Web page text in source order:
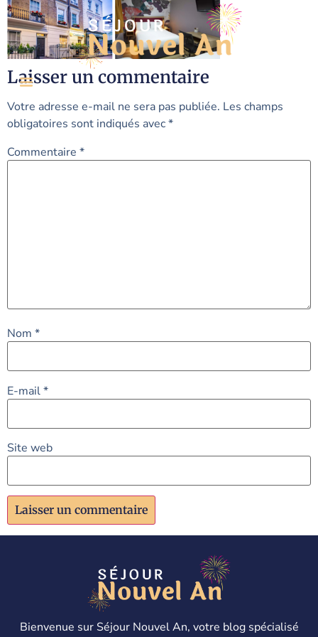
Laisser un commentaire
Votre adresse e-mail ne sera pas publiée. Les champs
obligatoires sont indiqués avec*
Commentaire *
Nom *
E-mail*
Site web
Bienvenue sur Séjour Nouvel An, votre blog spécialisé